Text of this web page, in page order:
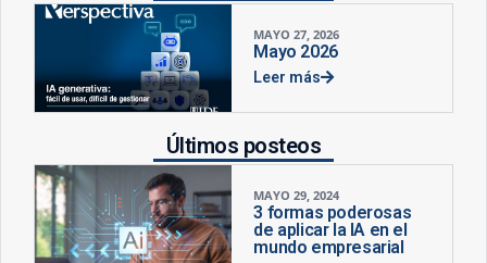
MAYO 27, 2026
Mayo 2026
Leer más
Últimos posteos
MAYO 29, 2024
3 formas poderosas
de aplicar la IA en el
mundo empresarial